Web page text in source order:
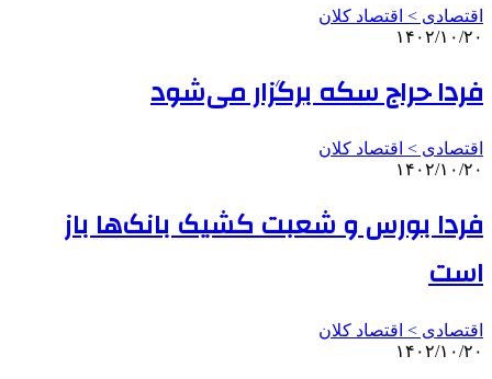
اقتصادی > اقتصاد کلان
۱۴۰۲/۱۰/۲۰
فردا حراج سکه برگزار می‌شود
اقتصادی > اقتصاد کلان
۱۴۰۲/۱۰/۲۰
فردا بورس و شعبت کشیک بانک‌ها باز
است
اقتصادی > اقتصاد کلان
۱۴۰۲/۱۰/۲۰